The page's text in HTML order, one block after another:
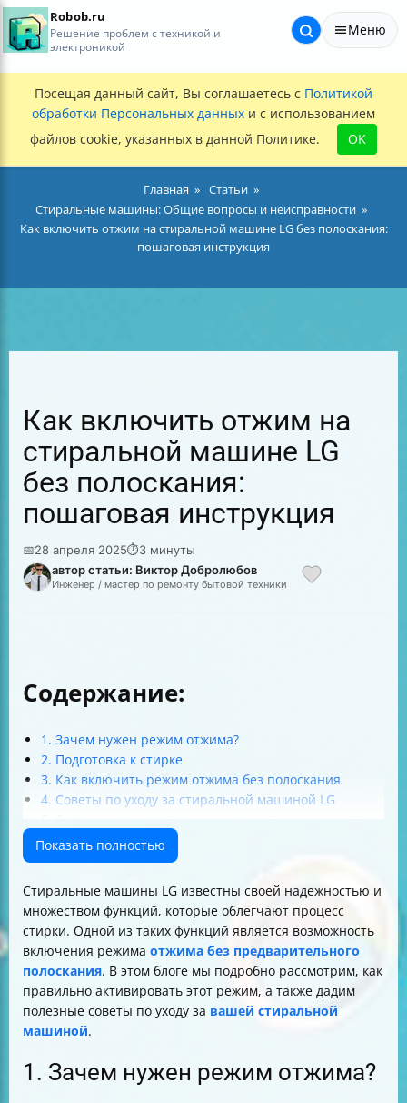
Robob.ru
Решение проблем с техникой и
электроникой
Меню
Посещая данный сайт, Вы соглашаетесь с Политикой
обработки Персональных данных и с использованием
файлов cookie, указанных в данной Политике.
OK
Главная
Статьи
Стиральные машины: Общие вопросы и неисправности
Как включить отжим на стиральной машине LG без полоскания:
пошаговая инструкция
Как включить отжим на
стиральной машине LG
без полоскания:
пошаговая инструкция
📅28 апреля 2025⏱3 минуты
автор статьи: Виктор Добролюбов
Инженер / мастер по ремонту бытовой техники
Содержание:
1. Зачем нужен режим отжима?
2. Подготовка к стирке
3. Как включить режим отжима без полоскания
4. Советы по уходу за стиральной машиной LG
Показать полностью
Стиральные машины LG известны своей надежностью и
множеством функций, которые облегчают процесс
стирки. Одной из таких функций является возможность
включения режима отжима без предварительного
полоскания. В этом блоге мы подробно рассмотрим, как
правильно активировать этот режим, а также дадим
полезные советы по уходу за вашей стиральной
машиной.
1. Зачем нужен режим отжима?